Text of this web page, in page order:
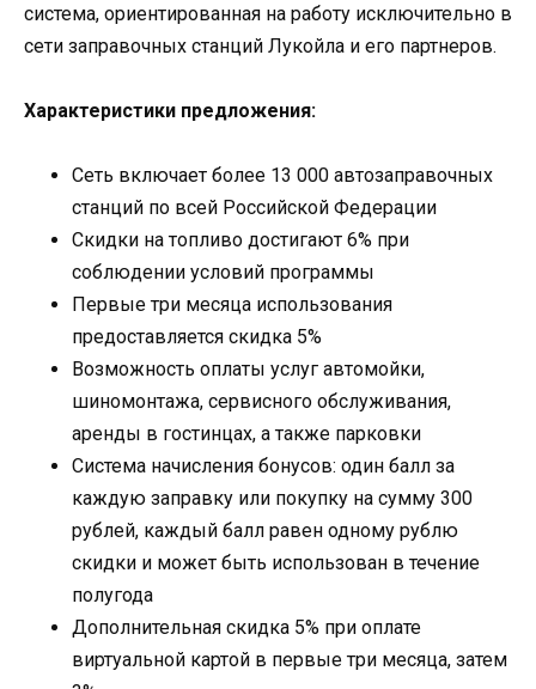
система, ориентированная на работу исключительно в
сети заправочных станций Лукойла и его партнеров.
Характеристики предложения:
Сеть включает более 13 000 автозаправочных
станций по всей Российской Федерации
Скидки на топливо достигают 6% при
соблюдении условий программы
Первые три месяца использования
предоставляется скидка 5%
Возможность оплаты услуг автомойки,
шиномонтажа, сервисного обслуживания,
аренды в гостинцах, а также парковки
Система начисления бонусов: один балл за
каждую заправку или покупку на сумму 300
рублей, каждый балл равен одному рублю
скидки и может быть использован в течение
полугода
Дополнительная скидка 5% при оплате
виртуальной картой в первые три месяца, затем